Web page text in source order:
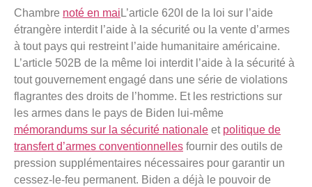
Chambre noté en mai L’article 620I de la loi sur l’aide
étrangère interdit l’aide à la sécurité ou la vente d’armes
à tout pays qui restreint l’aide humanitaire américaine.
L’article 502B de la même loi interdit l’aide à la sécurité à
tout gouvernement engagé dans une série de violations
flagrantes des droits de l’homme. Et les restrictions sur
les armes dans le pays de Biden lui-même
mémorandums sur la sécurité nationale et politique de
transfert d’armes conventionnelles fournir des outils de
pression supplémentaires nécessaires pour garantir un
cessez-le-feu permanent. Biden a déjà le pouvoir de